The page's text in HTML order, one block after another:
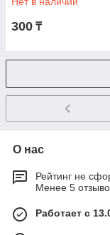
300 ₸
О нас
Рейтинг не
Менее 5
Работает с